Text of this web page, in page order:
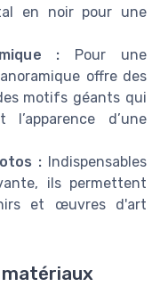
en noir pour une
: Pour une
offre des
motifs géants qui
l’apparence d’une
: Indispensables
ils permettent
et œuvres d'art